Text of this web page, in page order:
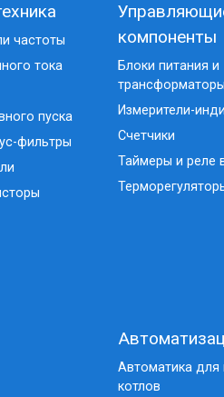
частоты
тока
пуска
фильтры
компоненты
Блоки питания и
трансформаторы
Измерители-
Счетчики
Таймеры и реле
Автоматика для
котлов